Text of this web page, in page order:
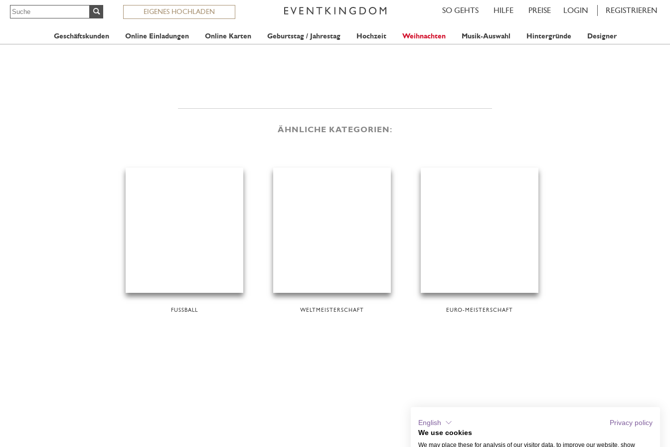
EIGENES HOCHLADEN LOGIN REGISTRIEREN
PREISE
HILFE
SO GEHTS
Geschäftskunden Online Einladungen Online Karten Geburtstag / Jahrestag Hochzeit Weihnachten Musik-Auswahl Hintergründe Designer
ÄHNLICHE KATEGORIEN:
FUSSBALL WELTMEISTERSCHAFT EURO-MEISTERSCHAFT
English
Privacy policy
We use cookies
We may place these for analysis of our visitor data, to improve our website, show